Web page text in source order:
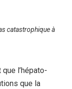
catastrophique à
l’hépato-
que la